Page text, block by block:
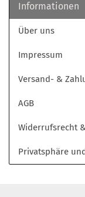
Informationen
Über uns
Impressum
Versand- &
AGB
Widerrufsrecht
Privatsphäre